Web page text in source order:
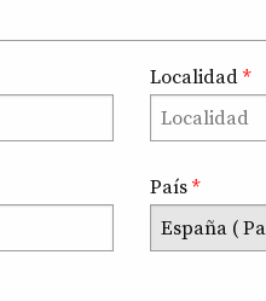
Localidad*
País*